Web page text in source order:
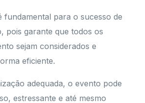
fundamental para o sucesso de
pois garante que todos os
sejam considerados e
eficiente.
adequada, o evento pode
estressante e até mesmo